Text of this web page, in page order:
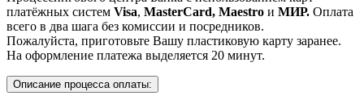
платёжных систем Visa, MasterCard, Maestro и МИР. Оплата
всего в два шага без комиссии и посредников.
Пожалуйста, приготовьте Вашу пластиковую карту заранее.
На оформление платежа выделяется 20 минут.
Описание процесса оплаты: